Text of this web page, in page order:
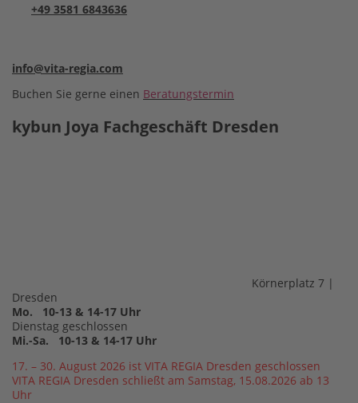
+49 3581 6843636
info@vita-regia.com
Buchen Sie gerne einen Beratungstermin
kybun Joya Fachgeschäft Dresden
Körnerplatz 7 |
Dresden
Mo. 10-13 & 14-17 Uhr
Dienstag geschlossen
Mi.-Sa. 10-13 & 14-17 Uhr
17. – 30. August 2026 ist VITA REGIA Dresden geschlossen
VITA REGIA Dresden schließt am Samstag, 15.08.2026 ab 13
Uhr